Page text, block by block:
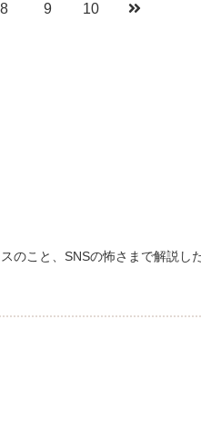
8 9 10
こと、SNSの怖さまで解説し